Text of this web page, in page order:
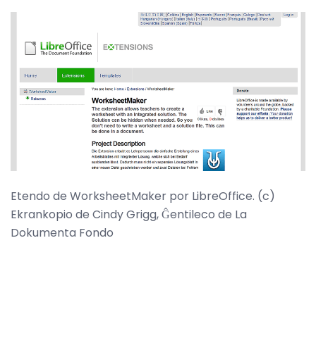
Etendo de WorksheetMaker por LibreOffice. (c)
Ekrankopio de Cindy Grigg, Ĝentileco de La
Dokumenta Fondo